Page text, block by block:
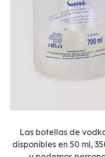
Las botellas de
disponibles en 50 ml,